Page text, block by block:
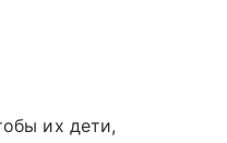
их дети,